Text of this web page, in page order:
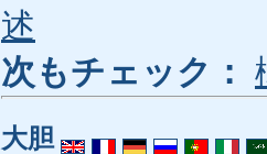
述
次もチェック：
大胆